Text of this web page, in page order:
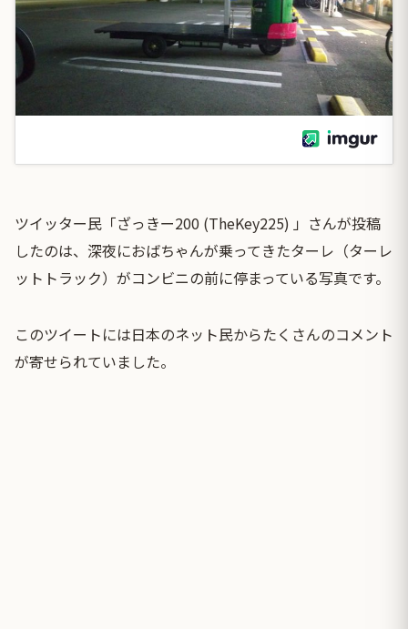
ツイッター民「ざっきー200 (TheKey225) 」さんが投稿
したのは、深夜におばちゃんが乗ってきたターレ（ターレ
ットトラック）がコンビニの前に停まっている写真です。
このツイートには日本のネット民からたくさんのコメント
が寄せられていました。